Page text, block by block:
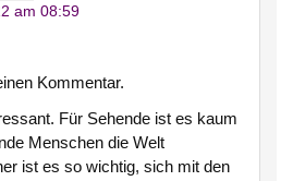
am 08:59
Kommentar.
Für Sehende ist es kaum
Menschen die Welt
ist es so wichtig, sich mit den